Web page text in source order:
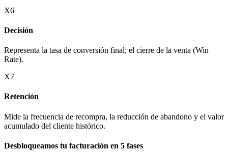
X6
Decisión
Representa la tasa de conversión final; el cierre de la venta (Win
Rate).
X7
Retención
Mide la frecuencia de recompra, la reducción de abandono y el valor
acumulado del cliente histórico.
Desbloqueamos tu facturación en 5 fases